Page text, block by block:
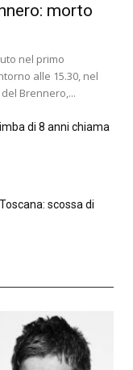
morto
nel primo
alle 15.30, nel
Brennero,...
di 8 anni chiama
scossa di